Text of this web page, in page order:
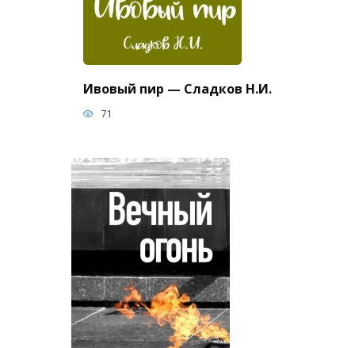
Ивовый пир — Сладков Н.И.
71